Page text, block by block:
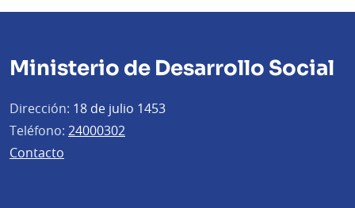
Ministerio de Desarrollo Social
Dirección: 18 de julio 1453
Teléfono: 24000302
Contacto